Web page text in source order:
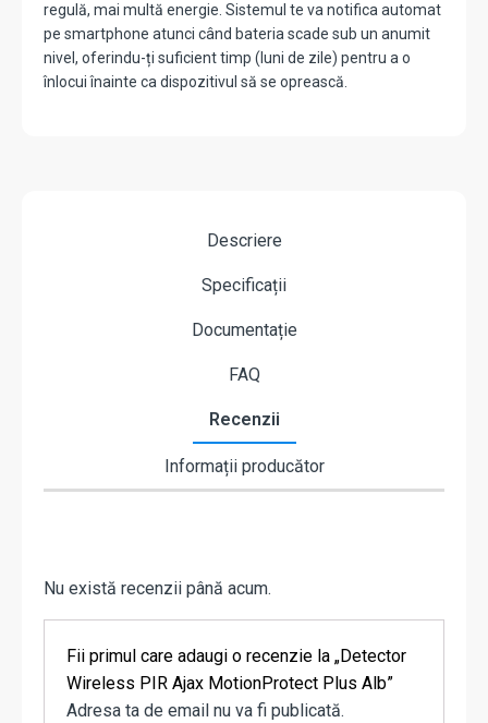
regulă, mai multă energie. Sistemul te va notifica automat
pe smartphone atunci când bateria scade sub un anumit
nivel, oferindu-ți suficient timp (luni de zile) pentru a o
înlocui înainte ca dispozitivul să se oprească.
Descriere
Specificații
Documentație
FAQ
Recenzii
Informații producător
Nu există recenzii până acum.
Fii primul care adaugi o recenzie la „Detector
Wireless PIR Ajax MotionProtect Plus Alb”
Adresa ta de email nu va fi publicată.